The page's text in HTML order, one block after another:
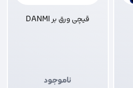
قیچی ورق بر DANMI
ناموجود